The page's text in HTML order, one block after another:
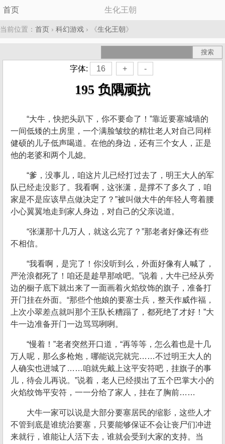
首页 生化王朝
当前位置： 首页 › 科幻游戏 › 《生化王朝》
字体: 16 + -
195 负隅顽抗
“大牛，快把头趴下，你不要命了！”靠近要塞城墙的
一间低矮的土房里，一个满脸皱纹的精壮老人对自己同样
健硕的儿子低声喝道。在他的身边，还有三个女人，正是
他的老婆和两个儿媳。
“爹，没事儿，咱这片儿已经打过去了，明王大人的军
队已经走没影了。我看啊，这张潇，是撑不了多久了，咱
家是不是应该早点做决定了？”被叫做大牛的年轻人弯着腰
小心翼翼地走到家人身边，对自己的父亲说道。
“张潇那十几万人，就这么完了？”那老者好像还有些
不相信。
“我看啊，是完了！你没听到么，外面好像有人喊了，
严沧浪都死了！咱还是趁早那啥吧。”说着，大牛已经从旁
边的橱子底下就出来了一面画着火焰纹饰的旗子，准备打
开门挂在外面。“那些个他娘的要塞士兵，整天作威作福，
上次小翠差点就叫那个王队长糟蹋了，都死绝了才好！”大
牛一边准备开门一边骂骂咧咧。
“慢着！”老者突然开口道，“再等等，怎么着也是十几
万人呢，那么多枪炮，哪能说完就完……不过明王大人的
人确实也进城了……咱就先戴上这平安符吧，挂旗子的事
儿，待会儿再说。”说着，老人已经摸出了五个巴掌大小的
火焰纹饰平安符，一一分给了家人，挂在了胸前……
大牛一家可以说是大部分要塞居民的缩影，这些人才
不管到底是谁统治要塞，只要能够保证不会让丧尸们冲进
来就行，谁能让人活下去，谁就会受到大家的支持。当